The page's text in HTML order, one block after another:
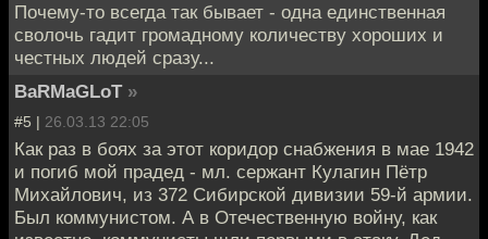
Почему-то всегда так бывает - одна единственная
сволочь гадит громадному количеству хороших и
честных людей сразу...
BaRMaGLoT »
#5 | 26.03.13 22:05
Как раз в боях за этот коридор снабжения в мае 1942
и погиб мой прадед - мл. сержант Кулагин Пётр
Михайлович, из 372 Сибирской дивизии 59-й армии.
Был коммунистом. А в Отечественную войну, как